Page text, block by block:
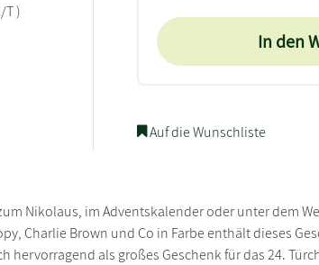
T )
In den
Auf die Wunschliste
Nikolaus, im Adventskalender oder unter dem
Charlie Brown und Co in Farbe enthält dieses
hervorragend als großes Geschenk für das 24.